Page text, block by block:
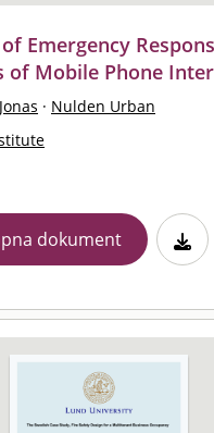
Emergency
of Mobile Phone
· Nulden Urban
dokument